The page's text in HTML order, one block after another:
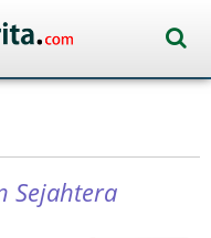
Sejahtera